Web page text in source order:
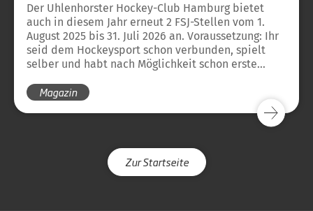
Der Uhlenhorster Hockey-Club Hamburg bietet
auch in diesem Jahr erneut 2 FSJ-Stellen vom 1.
August 2025 bis 31. Juli 2026 an. Voraussetzung: Ihr
seid dem Hockeysport schon verbunden, spielt
selber und habt nach Möglichkeit schon erste
Jugendlichen.
Magazin
Zur Startseite